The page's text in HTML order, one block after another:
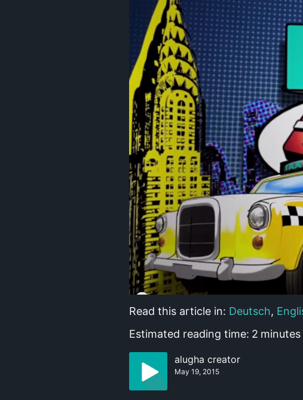
Read this article in: Deutsch,
Estimated reading time: 2 minutes
alugha creator
May 19, 2015